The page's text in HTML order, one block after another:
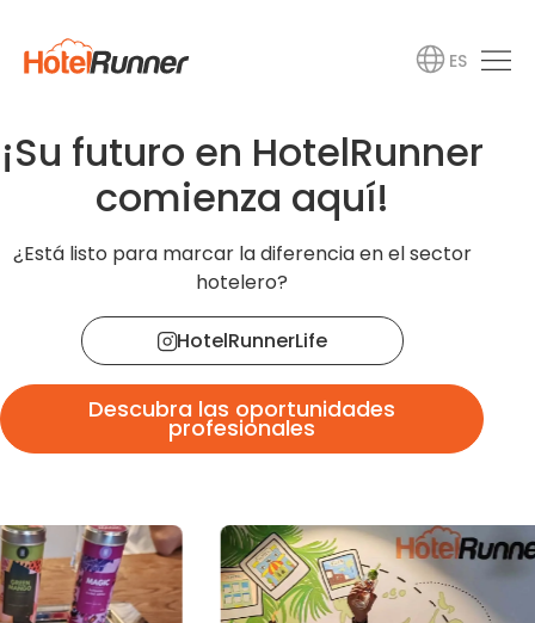
ES
¡Su futuro en HotelRunner
comienza aquí!
¿Está listo para marcar la diferencia en el sector
hotelero?
HotelRunnerLife
Descubra las oportunidades
profesionales